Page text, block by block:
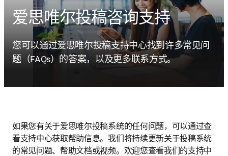
爱思唯尔投稿咨询支持
您可以通过爱思唯尔投稿支持中心找到许多常见问
题（FAQs）的答案，以及更多联系方式。
如果您有关于爱思唯尔投稿系统的任何问题，可以通过查
看支持中心获取帮助信息。我们将持续更新关于投稿系统
的常见问题、帮助文档或视频。欢迎您查看我们的支持中